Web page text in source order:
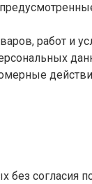
работ и
согласия